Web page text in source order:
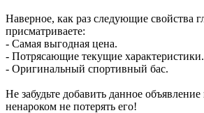
Наверное, как раз следующие свойства
присматриваете:
- Самая выгодная цена.
- Потрясающие текущие характеристики.
- Оригинальный спортивный бас.
Не забудьте добавить данное
ненароком не потерять его!